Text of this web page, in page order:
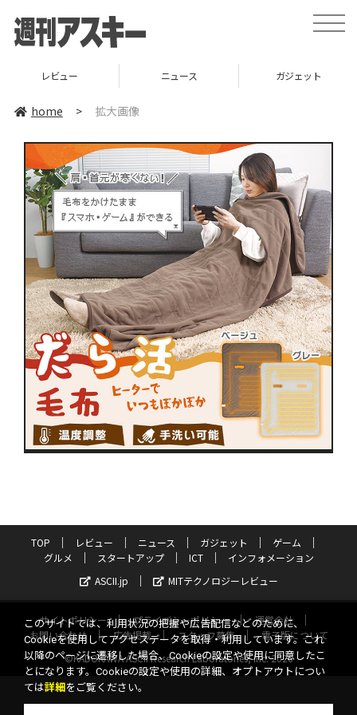
toggle
レビュー ニュース ガジェット
home > 拡大画像
TOP レビュー ニュース ガジェット
ゲーム
グルメ
スタートアップ ICT
インフォメーション
ASCII.jp
MITテクノロジーレビュー
サイトポリシー プライバシーポリシー
運営会社
お問い合わせ
広告掲載 スタッフ募集
電子版について
©KADOKAWA ASCII Research Laboratories, Inc. 2026
このサイトでは、利用状況の把握や広告配信などのために、
Cookieを使用してアクセスデータを取得・利用しています。これ
以降のページに遷移した場合、Cookieの設定や使用に同意したこ
とになります。Cookieの設定や使用の詳細、オプトアウトについ
ては詳細 をご覧ください。